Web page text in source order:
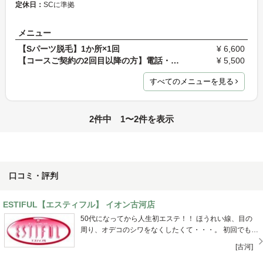
定休日： SCに準拠
メニュー
【Sパーツ脱毛】1か所×1回
¥ 6,600
【コースご契約の2回目以降の方】電話・店頭予約
¥ 5,500
すべてのメニューを見る
2件中 1〜2件を表示
口コミ・評判
ESTIFUL【エスティフル】 イオン古河店
50代になってから人生初エステ！！ ほうれい線、目の
周り、オデコのシワをなくしたくて・・・。 初回でもし
[古河]